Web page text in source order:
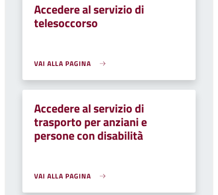
Accedere al servizio di
telesoccorso
VAI ALLA PAGINA
Accedere al servizio di
trasporto per anziani e
persone con disabilità
VAI ALLA PAGINA